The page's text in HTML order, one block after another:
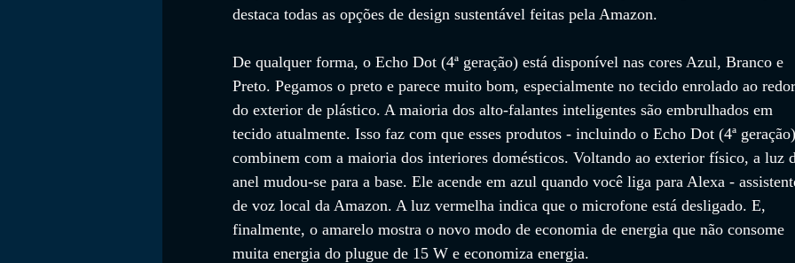
destaca todas as opções de design sustentável feitas pela Amazon.
De qualquer forma, o Echo Dot (4ª geração) está disponível nas cores Azul, Branco e
Preto. Pegamos o preto e parece muito bom, especialmente no tecido enrolado ao
do exterior de plástico. A maioria dos alto-falantes inteligentes são embrulhados em
tecido atualmente. Isso faz com que esses produtos - incluindo o Echo Dot (4ª
combinem com a maioria dos interiores domésticos. Voltando ao exterior físico, a luz
anel mudou-se para a base. Ele acende em azul quando você liga para Alexa -
de voz local da Amazon. A luz vermelha indica que o microfone está desligado. E,
finalmente, o amarelo mostra o novo modo de economia de energia que não consome
muita energia do plugue de 15 W e economiza energia.